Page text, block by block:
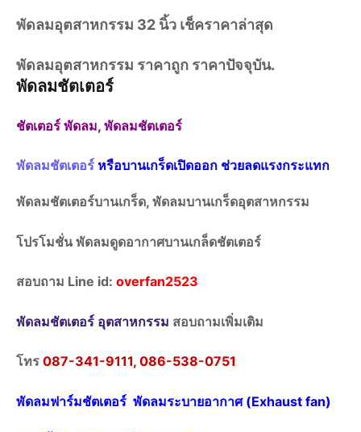
พัดลมอุตสาหกรรม 32 นิ้ว เช็คราคาล่าสุด
พัดลมอุตสาหกรรม ราคาถูก ราคาปัจจุบัน.
พัดลมชัตเตอร์
ชัตเตอร์ พัดลม, พัดลมชัตเตอร์
พัดลมชัตเตอร์ หรือบานเกร็ดเปิดออก ช่วยลดแรงกระแทก
พัดลมชัตเตอร์บานเกร็ด, พัดลมบานเกร็ดอุตสาหกรรม
โปรโมชั่น พัดลมดูดอากาศบานเกล็ดชัตเตอร์
สอบถาม Line id: overfan2523
พัดลมชัตเตอร์ อุตสาหกรรม สอบถามเพิ่มเติม
โทร 087-341-9111, 086-538-0751
พัดลมฟาร์มชัตเตอร์ พัดลมระบายอากาศ (Exhaust fan)